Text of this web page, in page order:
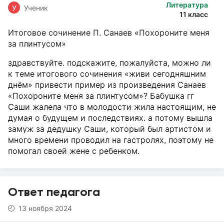
Литература
11 класс
У Ученик
Итоговое сочинение П. Санаев «Похороните меня
за плинтусом»
здравствуйте. подскажите, пожалуйста, можно ли
к теме итогового сочинения «живи сегодняшним
днём» привести пример из произведения Санаев
«Похороните меня за плинтусом»? Бабушка гг
Саши жалела что в молодости жила настоящим, не
думая о будущем и последствиях. а потому вышла
замуж за дедушку Саши, который был артистом и
много времени проводил на гастролях, поэтому не
помогал своей жене с ребенком.
Ответ педагога
13 ноября 2024